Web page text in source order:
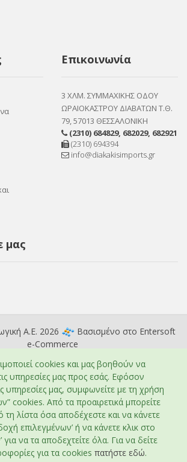
Επικοινωνία
3 ΧΛΜ. ΣΥΜΜΑΧΙΚΗΣ ΟΔΟΥ
ΩΡΑΙΟΚΑΣΤΡΟΥ ΔΙΑΒΑΤΩΝ Τ.Θ.
79, 57013 ΘΕΣΣΑΛΟΝΙΚΗ
(2310) 684829, 682029, 682921
(2310) 694394
info@diakakisimports.gr
μας
Α.Ε. 2026 Βασισμένο στο Entersoft
e-Commerce
cookies και μας βοηθούν να
υπηρεσίες μας προς εσάς. Εφόσον
υπηρεσίες μας, συμφωνείτε με τη χρήση
cookies. Από τα προαιρετικά μπορείτε
τη λίστα όσα αποδέχεστε και να κάνετε
επιλεγμένων’ ή να κάνετε κλικ στο
να τα αποδεχτείτε όλα. Για να δείτε
για τα cookies πατήστε εδώ.